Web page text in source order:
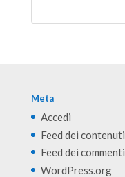
Meta
Accedi
Feed dei contenuti
Feed dei commenti
WordPress.org